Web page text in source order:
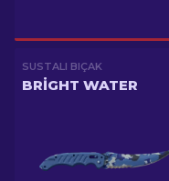
SUSTALI BIÇAK
BRIGHT WATER